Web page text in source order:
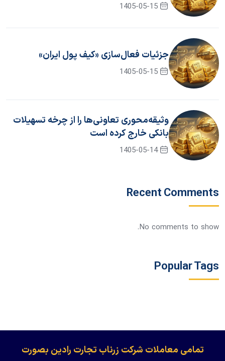
1405-05-15
جزئیات فعال‌سازی «کیف پول ایران»
1405-05-15
وثیقه‌محوری تعاونی‌ها را از چرخه تسهیلات
بانکی خارج کرده است
1405-05-14
Recent Comments
No comments to show.
Popular Tags
​​​​​​تمامی معاملات شرکت زرناب تجارت رادین بصورت